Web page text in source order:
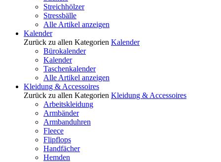
Streichhölzer
Stressbälle
Alle Artikel anzeigen
Kalender
Zurück zu allen Kategorien Kalender
Bürokalender
Kalender
Taschenkalender
Alle Artikel anzeigen
Kleidung & Accessoires
Zurück zu allen Kategorien Kleidung & Accessoires
Arbeitskleidung
Armbänder
Armbanduhren
Fleece
Flipflops
Handfächer
Hemden